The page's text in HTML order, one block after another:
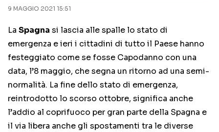
9 MAGGIO 2021 15:51
La Spagna si lascia alle spalle lo stato di
emergenza e ieri i cittadini di tutto il Paese hanno
festeggiato come se fosse Capodanno con una
data, l’8 maggio, che segna un ritorno ad una semi-
normalità. La fine dello stato di emergenza,
reintrodotto lo scorso ottobre, significa anche
l’addio al coprifuoco per gran parte della Spagna e
il via libera anche gli spostamenti tra le diverse